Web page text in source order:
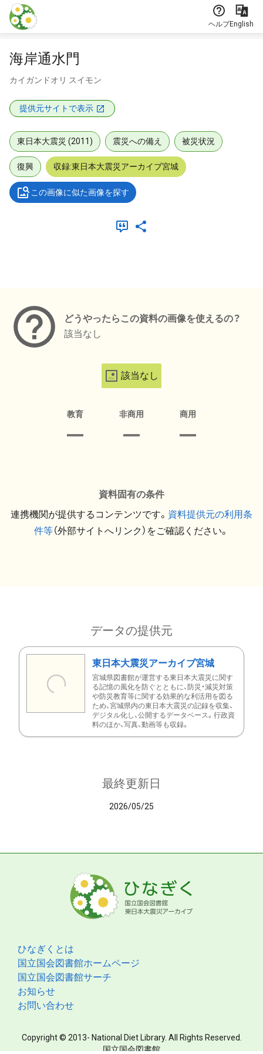
本文に飛ぶ
ヘルプEnglish
海岸通水門
カイガンドオリ スイモン
提供元サイトで表示
東日本大震災 (2011) 震災への備え 被災状況
復興 収録:東日本大震災アーカイブ宮城
この画像に似た画像を探す
どうやったらこの資料の画像を使えるの？
該当なし
該当なし
教育 非商用 商用
資料固有の条件
連携機関が提供するコンテンツです。 資料提供元の利用条
件等（外部サイトへリンク）をご確認ください。
データの提供元
東日本大震災アーカイブ宮城
宮城県図書館が運営する東日本大震災に関す
る記憶の風化を防ぐとともに、防災・減災対策
や防災教育等に関する効果的な利活用を図る
ため、宮城県内の東日本大震災の記録を収集、
デジタル化し、公開するデータベース。行政資
料のほか、写真、動画等も収録。
最終更新日
2026/05/25
ひなぎくとは
国立国会図書館ホームページ
国立国会図書館サーチ
お知らせ
お問い合わせ
Copyright © 2013- National Diet Library. All Rights Reserved.